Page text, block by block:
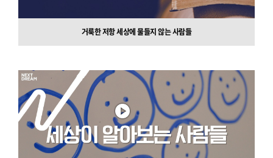
거룩한 저항 세상에 물들지 않는 사람들